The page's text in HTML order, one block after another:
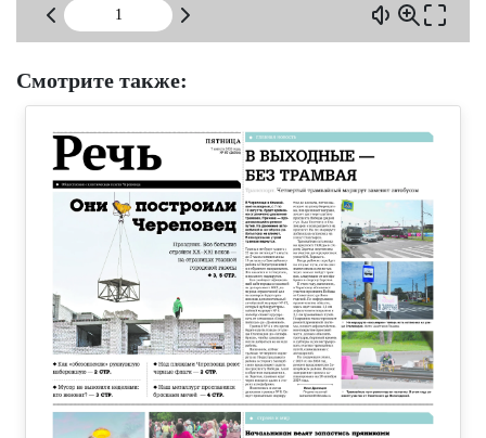
Смотрите также: